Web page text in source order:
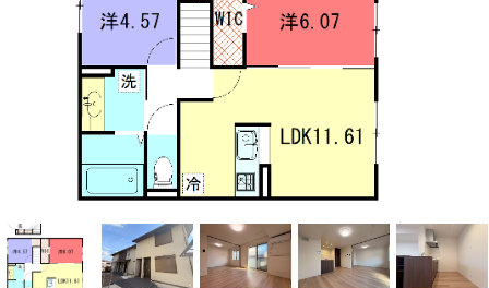
家族で住むならマンション？賃家？
一人暮らしの物件特集
ペット相談OKの賃貸！
特選物件
ハウスメーカー施工特集！
路線·駅から探す